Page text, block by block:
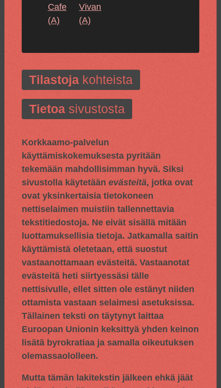
Cafe
(A)
Vivan
(A)
Tilastojakohteista
Tietoasivustosta
Korkkaamo-palvelun
käyttämiskokemuksesta pyritään
tekemään mahdollisimman hyvä. Siksi
sivustolla käytetään evästeitä, jotka ovat
ovat yksinkertaisia tietokoneen
nettiselaimen muistiin tallennettavia
tekstitiedostoja. Ne eivät sisällä mitään
luottamuksellisia tietoja. Jatkamalla saitin
käyttämistä oletetaan, että suostut
vastaanottamaan evästeitä. Vastaanotat
evästeitä heti siirtyessäsi tälle
nettisivulle, ellet sitten ole estänyt niiden
ottamista vastaan selaimesi asetuksissa.
Tällainen teksti on täytynyt laittaa
Euroopan Unionin keksittyä yhden keinon
lisätä byrokratiaa ja samalla oikeutuksen
olemassaololleen.
Mutta tämän lakitekstin jälkeen ehkä jäät